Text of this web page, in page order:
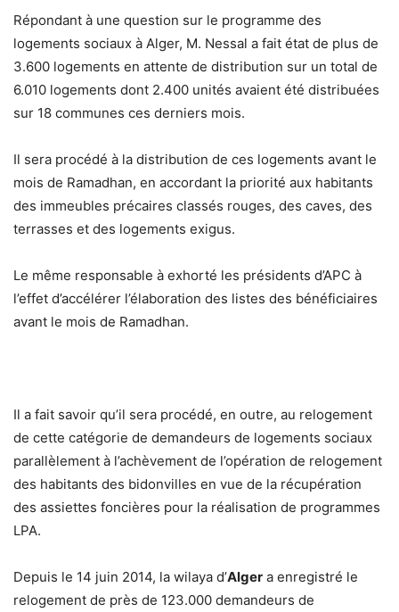
Répondant à une question sur le programme des
logements sociaux à Alger, M. Nessal a fait état de plus de
3.600 logements en attente de distribution sur un total de
6.010 logements dont 2.400 unités avaient été distribuées
sur 18 communes ces derniers mois.
Il sera procédé à la distribution de ces logements avant le
mois de Ramadhan, en accordant la priorité aux habitants
des immeubles précaires classés rouges, des caves, des
terrasses et des logements exigus.
Le même responsable à exhorté les présidents d’APC à
l’effet d’accélérer l’élaboration des listes des bénéficiaires
avant le mois de Ramadhan.
Il a fait savoir qu’il sera procédé, en outre, au relogement
de cette catégorie de demandeurs de logements sociaux
parallèlement à l’achèvement de l’opération de relogement
des habitants des bidonvilles en vue de la récupération
des assiettes foncières pour la réalisation de programmes
LPA.
Depuis le 14 juin 2014, la wilaya d’Alger a enregistré le
relogement de près de 123.000 demandeurs de